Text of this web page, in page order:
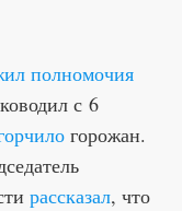
полномочия
с 6
горожан.
рассказал, что